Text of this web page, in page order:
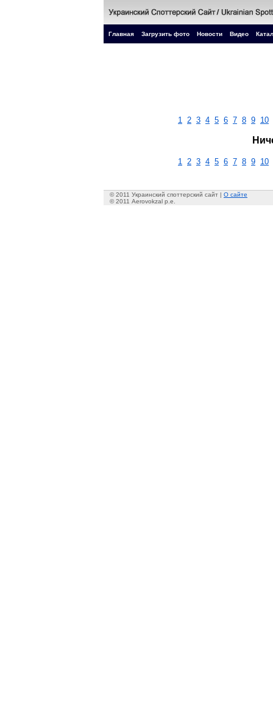
Главная Загрузить фото Новости Видео
1 2 3 4 5 6 7 8 9 10
1 2 3 4 5 6 7 8 9 10
© 2011 Украинский споттерский сайт | О сайте
© 2011 Aerovokzal p.e.